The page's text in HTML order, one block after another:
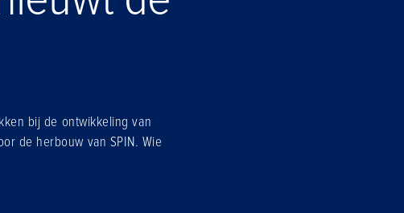
bij de ontwikkeling van
de herbouw van SPIN. Wie